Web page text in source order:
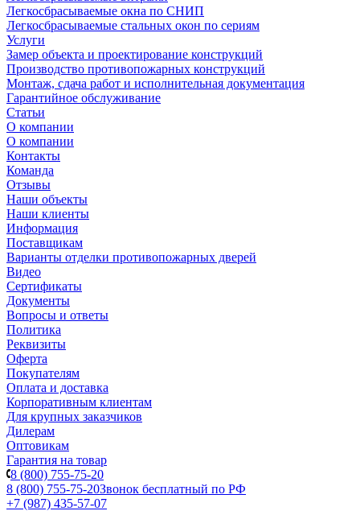
Легкосбрасываемые окна по СНИП
Легкосбрасываемые стальных окон по сериям
Услуги
Замер объекта и проектирование конструкций
Производство противопожарных конструкций
Монтаж, сдача работ и исполнительная документация
Гарантийное обслуживание
Статьи
О компании
О компании
Контакты
Команда
Отзывы
Наши объекты
Наши клиенты
Информация
Поставщикам
Варианты отделки противопожарных дверей
Видео
Сертификаты
Документы
Вопросы и ответы
Политика
Реквизиты
Оферта
Покупателям
Оплата и доставка
Корпоративным клиентам
Для крупных заказчиков
Дилерам
Оптовикам
Гарантия на товар
8 (800) 755-75-20
8 (800) 755-75-20Звонок бесплатный по РФ
+7 (987) 435-57-07